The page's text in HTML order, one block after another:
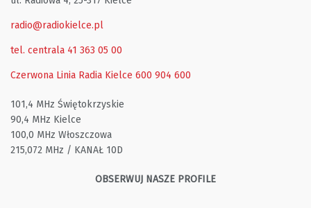
radio@radiokielce.pl
tel. centrala 41 363 05 00
Czerwona Linia Radia Kielce 600 904 600
101,4 MHz Świętokrzyskie
90,4 MHz Kielce
100,0 MHz Włoszczowa
215,072 MHz / KANAŁ 10D
OBSERWUJ NASZE PROFILE